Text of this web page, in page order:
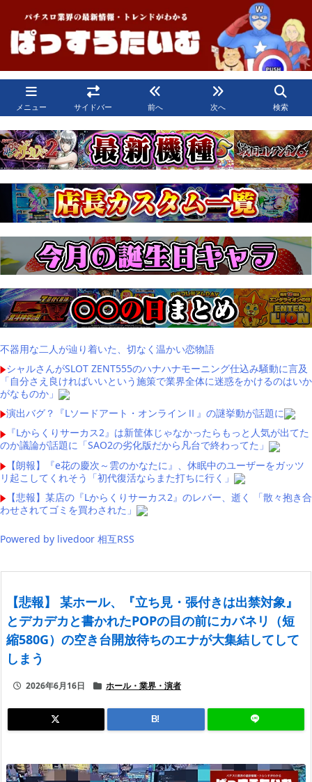
メニュー サイドバー 前へ 次へ 検索
不器用な二人が辿り着いた、切なく温かい恋物語
シャルさんがSLOT ZENT555のハナハナモーニング仕込み騒動に言及
「自分さえ良ければいいという施策で業界全体に迷惑をかけるのはいか
がなものか」
演出バグ？『Lソードアート・オンラインⅡ』の謎挙動が話題に
『Lからくりサーカス2』は新筐体じゃなかったらもっと人気が出てた
のか議論が話題に「SAO2の劣化版だから凡台で終わってた」
【朗報】『e花の慶次～雲のかなたに』、休眠中のユーザーをガッツ
リ起こしてくれそう「初代復活ならまた打ちに行く」
【悲報】某店の『Lからくりサーカス2』のレバー、逝く 「散々抱き合
わせされてゴミを買わされた」
Powered by livedoor 相互RSS
【悲報】 某ホール、『立ち見・張付きは出禁対象』
とデカデカと書かれたPOPの目の前にカバネリ（短
縮580G）の空き台開放待ちのエナが大集結してして
しまう
2026年6月16日 ホール・業界・演者
B!